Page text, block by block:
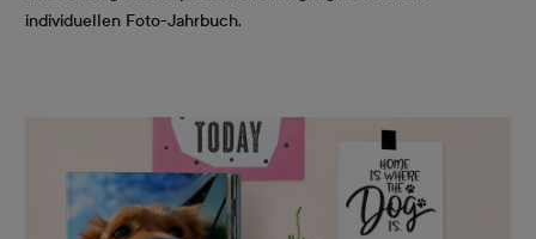
individuellen Foto-Jahrbuch.